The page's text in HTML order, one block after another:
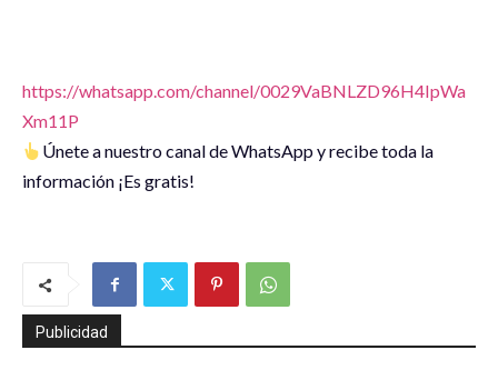
https://whatsapp.com/channel/0029VaBNLZD96H4IpWa
Xm11P
Únete a nuestro canal de WhatsApp y recibe toda la
información ¡Es gratis!
Publicidad